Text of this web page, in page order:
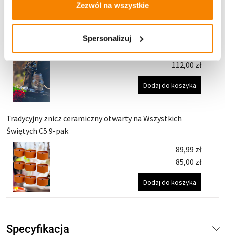
Zezwól na wszystkie
Spersonalizuj
Znicz Lampion solarny Ceramika Anioł A2 GRAFIT (29,5
112,00 zł
Dodaj do koszyka
Tradycyjny znicz ceramiczny otwarty na Wszystkich
Świętych C5 9-pak
89,99zł
85,00 zł
Dodaj do koszyka
Specyfikacja